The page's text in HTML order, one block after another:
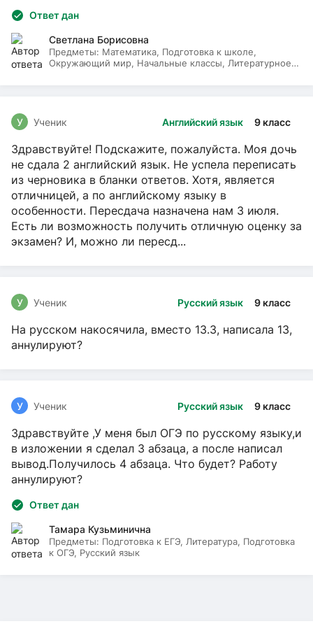
Ответ дан
Светлана Борисовна
Предметы: Математика, Подготовка к школе,
Окружающий мир, Начальные классы, Литературное
Английский язык 9 класс
У Ученик
Здравствуйте! Подскажите, пожалуйста. Моя дочь
не сдала 2 английский язык. Не успела переписать
из черновика в бланки ответов. Хотя, является
отличницей, а по английскому языку в
особенности. Пересдача назначена нам 3 июля.
Есть ли возможность получить отличную оценку за
экзамен? И, можно ли пересд...
Русский язык 9 класс
У Ученик
На русском накосячила, вместо 13.3, написала 13,
аннулируют?
Русский язык 9 класс
У Ученик
Здравствуйте ,У меня был ОГЭ по русскому языку,и
в изложении я сделал 3 абзаца, а после написал
вывод.Получилось 4 абзаца. Что будет? Работу
аннулируют?
Ответ дан
Тамара Кузьминична
Предметы: Подготовка к ЕГЭ, Литература, Подготовка
к ОГЭ, Русский язык